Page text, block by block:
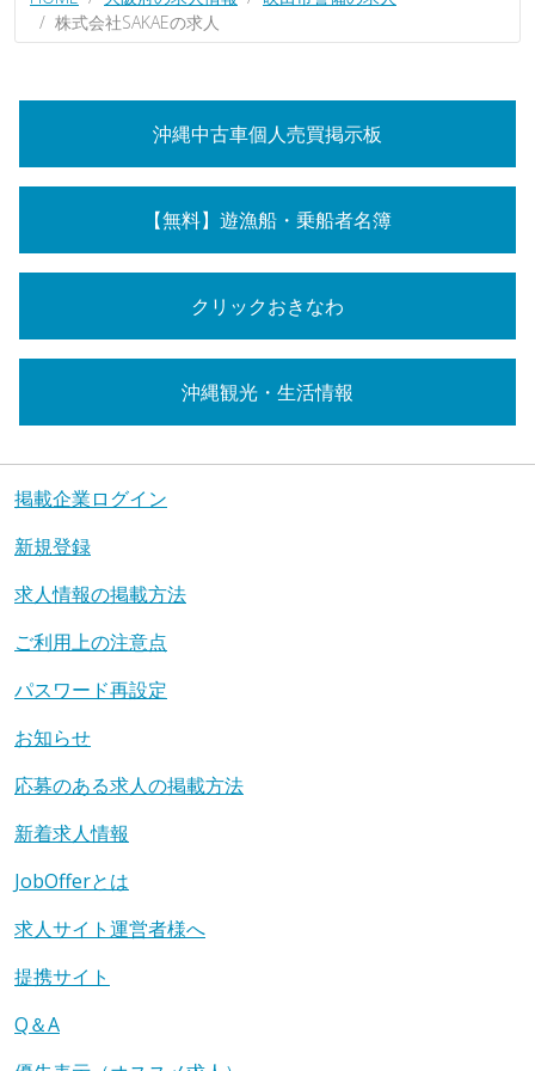
株式会社SAKAEの求人
沖縄中古車個人売買掲示板
【無料】遊漁船・乗船者名簿
クリックおきなわ
沖縄観光・生活情報
掲載企業ログイン
新規登録
求人情報の掲載方法
ご利用上の注意点
パスワード再設定
お知らせ
応募のある求人の掲載方法
新着求人情報
JobOfferとは
求人サイト運営者様へ
提携サイト
Q＆A